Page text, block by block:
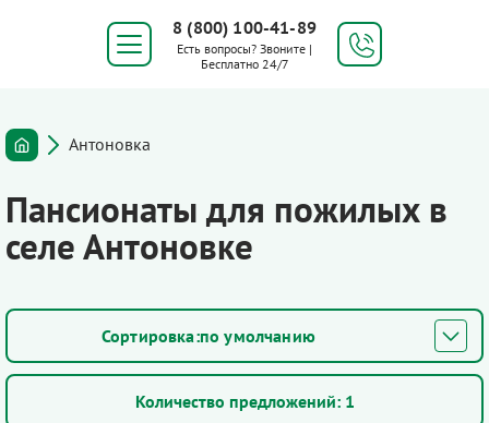
8 (800) 100-41-89
Есть вопросы? Звоните |
Бесплатно 24/7
Антоновка
Пансионаты для пожилых в
селе Антоновке
по умолчанию
Количество предложений: 1